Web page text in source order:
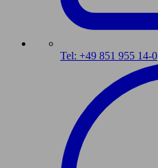
Tel: +49 851 955 14-0